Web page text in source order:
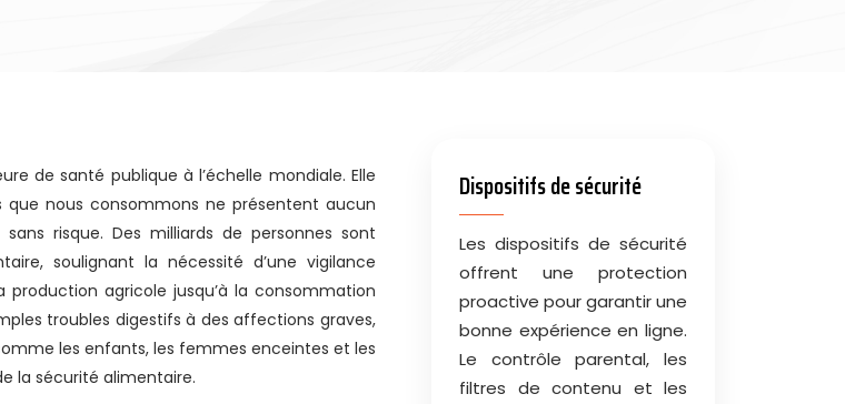
nous consommons ne présentent aucun
risque. Des milliards de personnes sont
soulignant la nécessité d’une vigilance
agricole jusqu’à la consommation
troubles digestifs à des affections graves,
les enfants, les femmes enceintes et les
la sécurité alimentaire.
Dispositifs de sécurité
Les dispositifs de sécurité
offrent une protection
proactive pour garantir une
bonne expérience en ligne.
Le contrôle parental, les
filtres de contenu et les